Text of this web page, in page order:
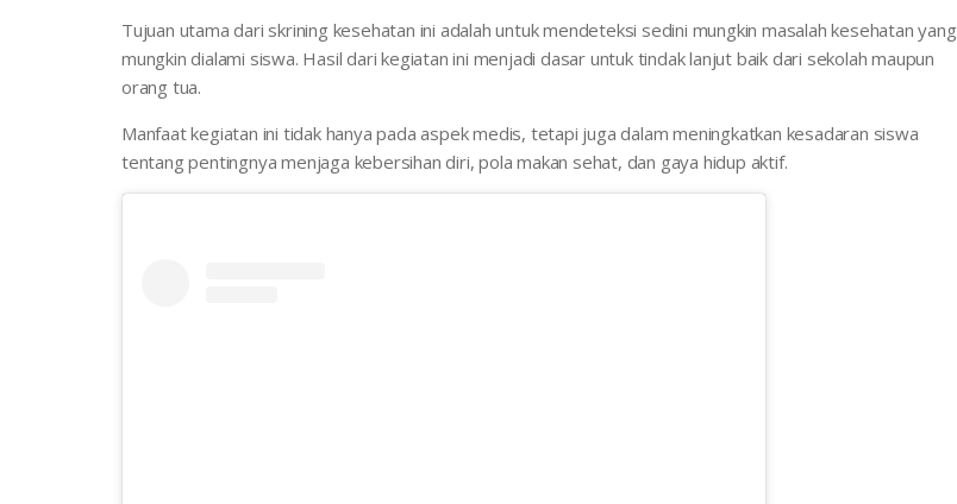
Tujuan utama dari skrining kesehatan ini adalah untuk mendeteksi sedini mungkin masalah kesehatan yang
mungkin dialami siswa. Hasil dari kegiatan ini menjadi dasar untuk tindak lanjut baik dari sekolah maupun
orang tua.
Manfaat kegiatan ini tidak hanya pada aspek medis, tetapi juga dalam meningkatkan kesadaran siswa
tentang pentingnya menjaga kebersihan diri, pola makan sehat, dan gaya hidup aktif.